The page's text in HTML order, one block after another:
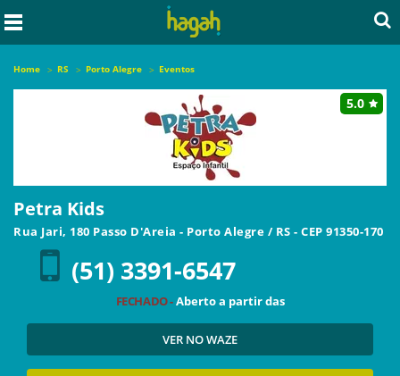
Home RS Porto Alegre Eventos
5.0
Petra Kids
Rua Jari, 180 Passo D'Areia - Porto Alegre / RS - CEP 91350-170
(51) 3391-6547
FECHADO -Aberto a partir das
VER NO WAZE